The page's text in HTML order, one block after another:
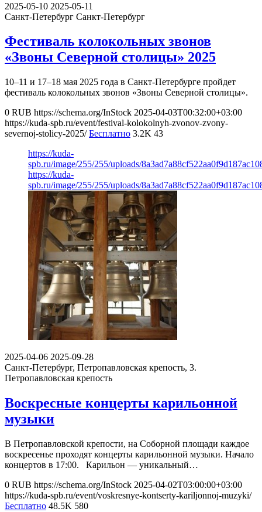
2025-05-10 2025-05-11
Санкт-Петербург Санкт-Петербург
Фестиваль колокольных звонов
«Звоны Северной столицы» 2025
10–11 и 17–18 мая 2025 года в Санкт-Петербурге пройдет
фестиваль колокольных звонов «Звоны Северной столицы».
0 RUB https://schema.org/InStock 2025-04-03T00:32:00+03:00
https://kuda-spb.ru/event/festival-kolokolnyh-zvonov-zvony-
severnoj-stolicy-2025/ Бесплатно 3.2K 43
https://kuda-
spb.ru/image/255/255/uploads/
https://kuda-
spb.ru/image/255/255/uploads/
2025-04-06 2025-09-28
Санкт-Петербург, Петропавловская крепость, 3.
Петропавловская крепость
Воскресные концерты карильонной
музыки
В Петропавловской крепости, на Соборной площади каждое
воскресенье проходят концерты карильонной музыки. Начало
концертов в 17:00. Карильон — уникальный…
0 RUB https://schema.org/InStock 2025-04-02T03:00:00+03:00
https://kuda-spb.ru/event/voskresnye-kontserty-kariljonnoj-muzyki/
Бесплатно 48.5K 580